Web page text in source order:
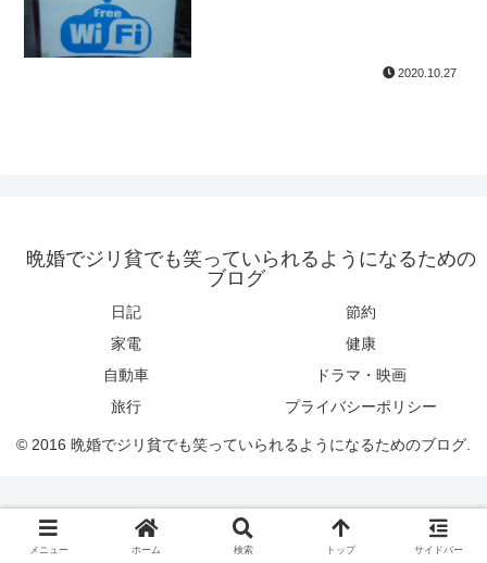
2020.10.27
晩婚でジリ貧でも笑っていられるようになるための
ブログ
日記
節約
家電
健康
自動車
ドラマ・映画
旅行
プライバシーポリシー
© 2016 晩婚でジリ貧でも笑っていられるようになるためのブログ.
メニュー ホーム 検索 トップ サイドバー